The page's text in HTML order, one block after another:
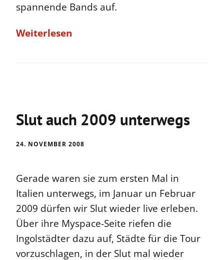
spannende Bands auf.
Weiterlesen
Slut auch 2009 unterwegs
24. NOVEMBER 2008
Gerade waren sie zum ersten Mal in
Italien unterwegs, im Januar un Februar
2009 dürfen wir Slut wieder live erleben.
Über ihre Myspace-Seite riefen die
Ingolstädter dazu auf, Städte für die Tour
vorzuschlagen, in der Slut mal wieder